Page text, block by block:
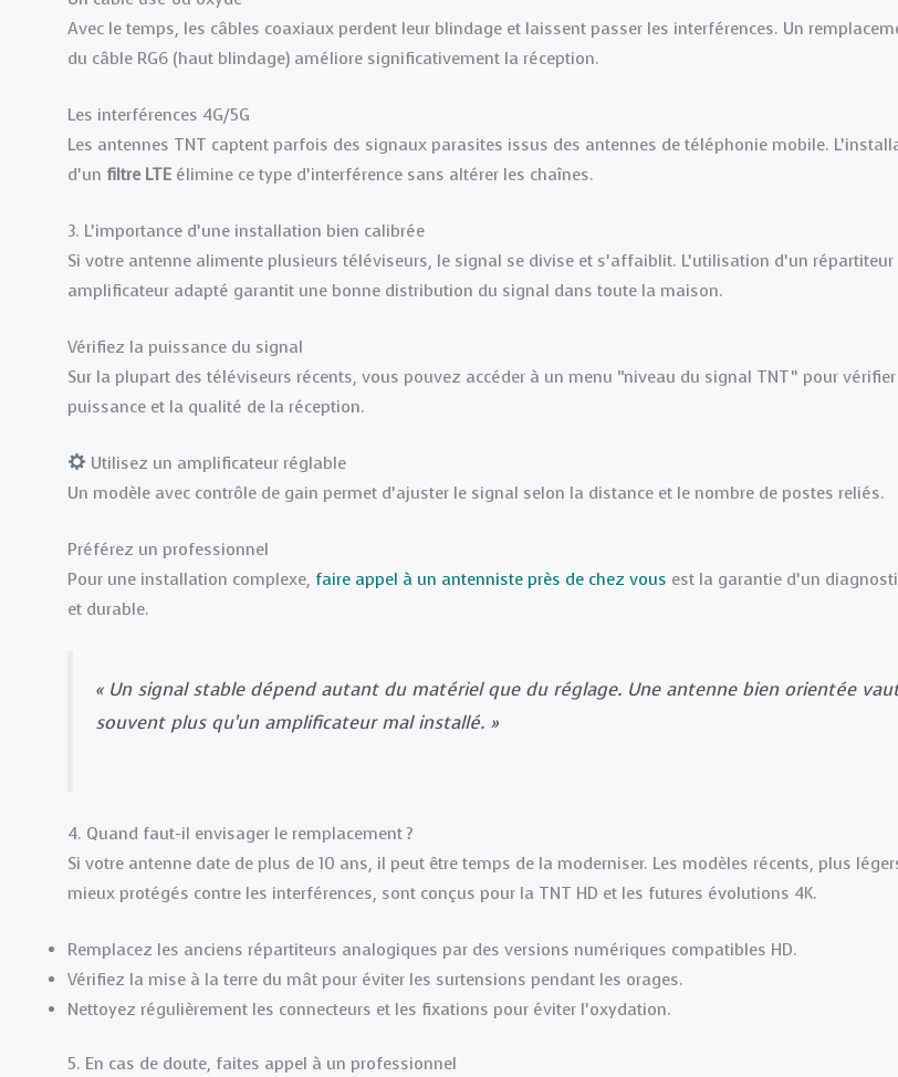
Avec le temps, les câbles coaxiaux perdent leur blindage et laissent passer les interférences. Un
du câble RG6 (haut blindage) améliore significativement la réception.
Les interférences 4G/5G
Les antennes TNT captent parfois des signaux parasites issus des antennes de téléphonie mobile.
d’un filtre LTE élimine ce type d’interférence sans altérer les chaînes.
3. L’importance d’une installation bien calibrée
Si votre antenne alimente plusieurs téléviseurs, le signal se divise et s’affaiblit. L’utilisation d’un répartiteur
amplificateur adapté garantit une bonne distribution du signal dans toute la maison.
Vérifiez la puissance du signal
Sur la plupart des téléviseurs récents, vous pouvez accéder à un menu “niveau du signal TNT” pour
puissance et la qualité de la réception.
Utilisez un amplificateur réglable
Un modèle avec contrôle de gain permet d’ajuster le signal selon la distance et le nombre de postes reliés.
Préférez un professionnel
Pour une installation complexe, faire appel à un antenniste près de chez vous est la garantie d’un
et durable.
« Un signal stable dépend autant du matériel que du réglage. Une antenne bien orientée
souvent plus qu’un amplificateur mal installé. »
4. Quand faut-il envisager le remplacement ?
Si votre antenne date de plus de 10 ans, il peut être temps de la moderniser. Les modèles récents, plus
mieux protégés contre les interférences, sont conçus pour la TNT HD et les futures évolutions 4K.
Remplacez les anciens répartiteurs analogiques par des versions numériques compatibles HD.
Vérifiez la mise à la terre du mât pour éviter les surtensions pendant les orages.
Nettoyez régulièrement les connecteurs et les fixations pour éviter l’oxydation.
5. En cas de doute, faites appel à un professionnel